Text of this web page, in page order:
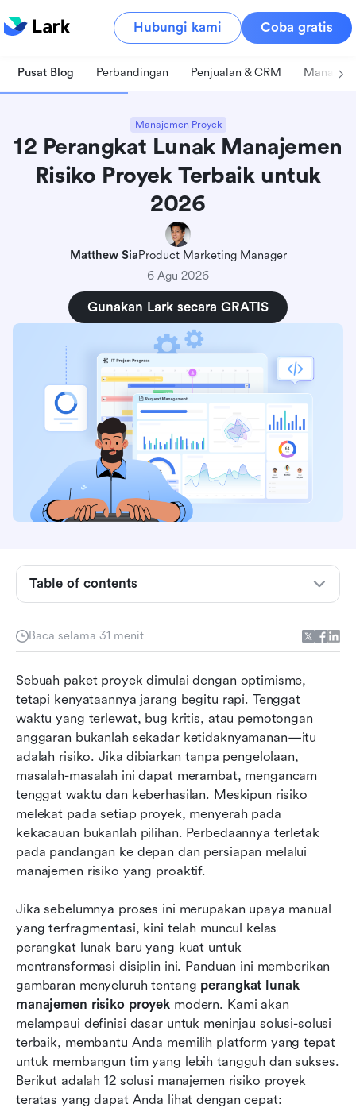
Hubungi kami Coba gratis
Pusat Blog Perbandingan Penjualan & CRM
Manajemen Proyek
12 Perangkat Lunak Manajemen
Risiko Proyek Terbaik untuk
2026
Matthew SiaProduct Marketing Manager
6 Agu 2026
Gunakan Lark secara GRATIS
Baca selama 31 menit
Sebuah paket proyek dimulai dengan optimisme,
tetapi kenyataannya jarang begitu rapi. Tenggat
waktu yang terlewat, bug kritis, atau pemotongan
anggaran bukanlah sekadar ketidaknyamanan—itu
adalah risiko. Jika dibiarkan tanpa pengelolaan,
masalah-masalah ini dapat merambat, mengancam
tenggat waktu dan keberhasilan. Meskipun risiko
melekat pada setiap proyek, menyerah pada
kekacauan bukanlah pilihan. Perbedaannya terletak
pada pandangan ke depan dan persiapan melalui
manajemen risiko yang proaktif.
Jika sebelumnya proses ini merupakan upaya manual
yang terfragmentasi, kini telah muncul kelas
perangkat lunak baru yang kuat untuk
mentransformasi disiplin ini. Panduan ini memberikan
gambaran menyeluruh tentang perangkat lunak
manajemen risiko proyek modern. Kami akan
melampaui definisi dasar untuk meninjau solusi-solusi
terbaik, membantu Anda memilih platform yang tepat
untuk membangun tim yang lebih tangguh dan sukses.
Berikut adalah 12 solusi manajemen risiko proyek
teratas yang dapat Anda lihat dengan cepat:
Table of contents
Apa itu perangkat lunak manajemen risiko
12 perangkat lunak manajemen risiko proyek
teratas pada tahun 2025
Manfaat menggunakan perangkat lunak
manajemen risiko proyek
Fitur utama yang perlu diperhatikan dalam
perangkat lunak manajemen risiko proyek
Panduan memilih alat manajemen risiko yang
tepat untuk kebutuhan Anda
Kesimpulan
FAQ
Bacaan terkait